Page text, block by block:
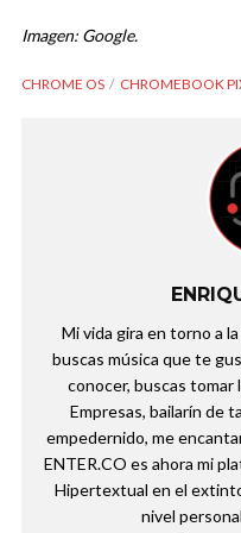
Imagen: Google.
CHROME OS CHROMEBOOK
Mi vida gira en torno a
buscas música que te
conocer, buscas
Empresas, bailarín de
empedernido, me
ENTER.CO es ahora mi
Hipertextual en el
nivel